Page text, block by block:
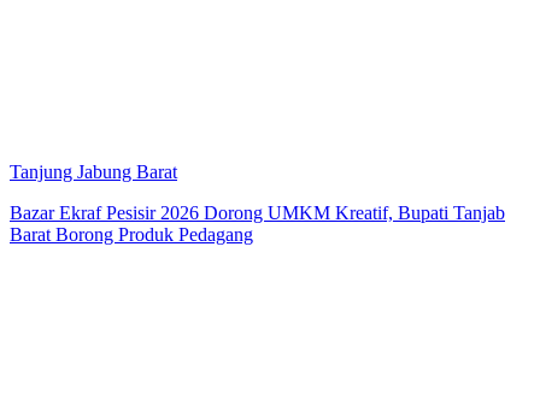
Tanjung Jabung Barat
Bazar Ekraf Pesisir 2026 Dorong UMKM Kreatif, Bupati Tanjab
Barat Borong Produk Pedagang